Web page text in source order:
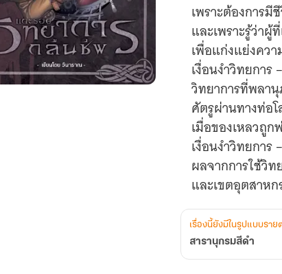
เพราะต้องการมี
และเพราะรู้ว่า
เพื่อแก่งแย่งคว
เงื่อนงำวิทยการ
วิทยาการที่พลา
ศัตรูผ่านทางท่อ
เมื่อของเหลวถู
เงื่อนงำวิทยการ
ผลจากการใช้วิ
และเขตอุตสาห
มาร่วมหาคำตอ
ภายในเล่ม
แล้วคุณจะพบว่า
ได้อย่างเลือดเย็
เรื่องนี้ยังมีในรูปแบบราย
สารานุกรมสีดำ